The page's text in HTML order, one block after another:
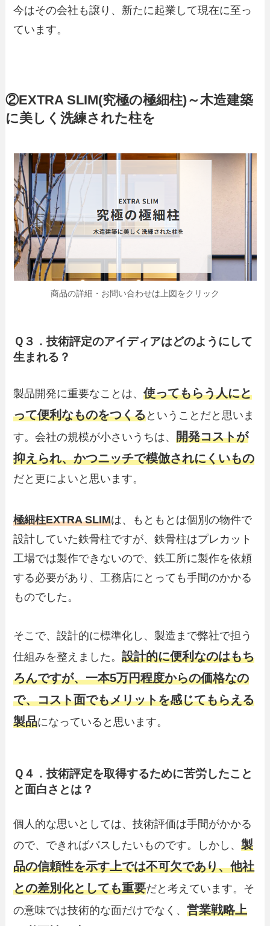
今はその会社も譲り、新たに起業して現在に至っ
ています。
②EXTRA SLIM(究極の極細柱)～木造建築
に美しく洗練された柱を
商品の詳細・お問い合わせは上図をクリック
Ｑ３．技術評定のアイディアはどのようにして
生まれる？
製品開発に重要なことは、使ってもらう人にと
って便利なものをつくるということだと思いま
す。会社の規模が小さいうちは、開発コストが
抑えられ、かつニッチで模倣されにくいもの
だと更によいと思います。
極細柱EXTRA SLIMは、もともとは個別の物件で
設計していた鉄骨柱ですが、鉄骨柱はプレカット
工場では製作できないので、鉄工所に製作を依頼
する必要があり、工務店にとっても手間のかかる
ものでした。
そこで、設計的に標準化し、製造まで弊社で担う
仕組みを整えました。設計的に便利なのはもち
ろんですが、一本5万円程度からの価格なの
で、コスト面でもメリットを感じてもらえる
製品になっていると思います。
Ｑ４．技術評定を取得するために苦労したこと
と面白さとは？
個人的な思いとしては、技術評価は手間がかかる
ので、できればパスしたいものです。しかし、製
品の信頼性を示す上では不可欠であり、他社
との差別化としても重要だと考えています。そ
の意味では技術的な面だけでなく、営業戦略上